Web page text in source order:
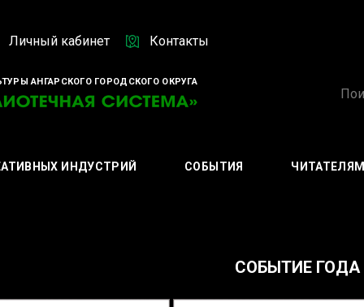
АНГАРСКОГО ГОРОДСКОГО ОКРУГА
Личный кабинет Контакты
ИНДУСТРИЙ СОБЫТИЯ
СОБЫТИЕ ГОДА